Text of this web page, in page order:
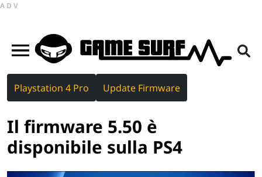
ADV
Playstation 4 Pro Update Firmware
Il firmware 5.50 è
disponibile sulla PS4